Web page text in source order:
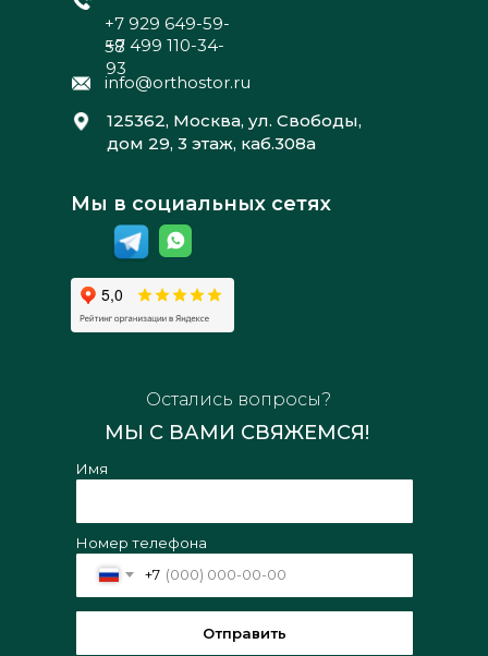
Остались вопросы?
125362, Москва, ул. Свободы,
дом 29, 3 этаж, каб.308а
МЫ С ВАМИ СВЯЖЕМСЯ!
+7 929 649-59-
58
info@orthostor.ru
Имя
Номер телефона
+7
Отправить
Мы в социальных сетях
+7 499 110-34-
93